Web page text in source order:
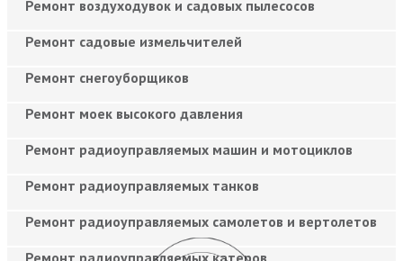
Ремонт воздуходувок и садовых пылесосов
Ремонт садовые измельчителей
Ремонт снегоуборщиков
Ремонт моек высокого давления
Ремонт радиоуправляемых машин и мотоциклов
Ремонт радиоуправляемых танков
Ремонт радиоуправляемых самолетов и вертолетов
Ремонт радиоуправляемых катеров